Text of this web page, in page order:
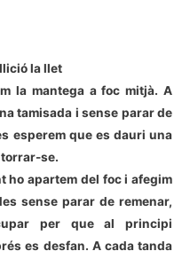
la llet
la mantega a foc mitjà. A
tamisada i sense parar de
esperem que es dauri una
se.
ho apartem del foc i afegim
sense parar de remenar,
per que al principi
es desfan. A cada tanda